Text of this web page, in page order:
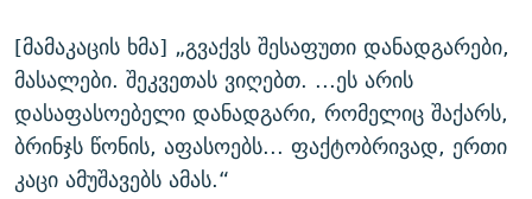
[მამაკაცის ხმა] „გვაქვს შესაფუთი დანადგარები,
მასალები. შეკვეთას ვიღებთ. ...ეს არის
დასაფასოებელი დანადგარი, რომელიც შაქარს,
ბრინჯს წონის, აფასოებს... ფაქტობრივად, ერთი
კაცი ამუშავებს ამას.“